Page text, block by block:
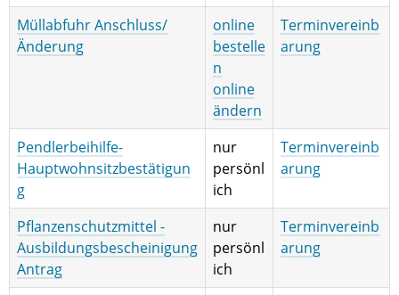
Müllabfuhr Anschluss/
Änderung
online
bestelle
n
online
ändern
Terminvereinb
arung
Pendlerbeihilfe-
Hauptwohnsitzbestätigun
g
nur
persönl
ich
Terminvereinb
arung
Pflanzenschutzmittel -
Ausbildungsbescheinigung
Antrag
nur
persönl
ich
Terminvereinb
arung